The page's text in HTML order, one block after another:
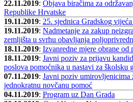
22.11.2019: Objava biračima za
Republike Hrvatske
19.11.2019: 25. sjednica Gradskog
19.11.2019: Nadmetanje za zakup
zemljišta u svrhu obavljanja
18.11.2019: Izvanredne mjere obrane od
18.11.2019: Javni poziv za prijavu
poslova pomoćnika u nastavi za školsku
07.11.2019: Javni poziv umirovljenicima
jednokratnu novčanu pomoć
04.11.2019: Program uz Dan Grada